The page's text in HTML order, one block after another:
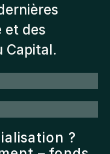
et des
Capital.
?